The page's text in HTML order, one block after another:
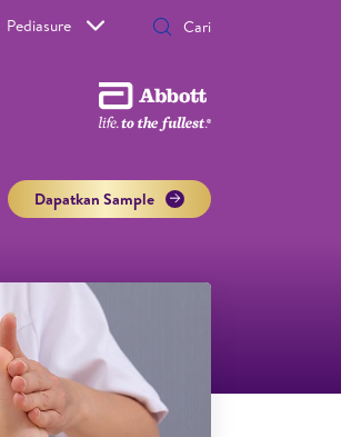
Pediasure
Dapatkan Sample